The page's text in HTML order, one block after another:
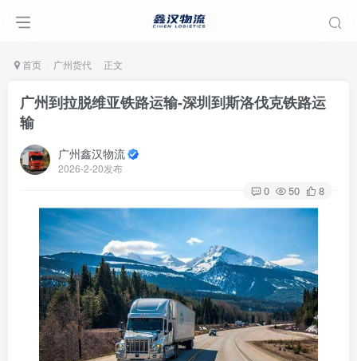
首页 广州货代 正文
广州到拉脱维亚铁路运输-深圳到斯洛伐克铁路运
输
广州鑫汉物流
2026-2-20发布
0 50 8